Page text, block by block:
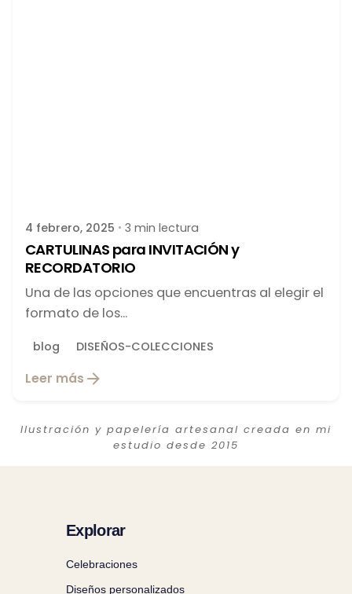
4 febrero, 2025 3 min lectura
CARTULINAS para INVITACIÓN y
RECORDATORIO
Una de las opciones que encuentras al elegir el
formato de los...
blog DISEÑOS-COLECCIONES
Leer más
Ilustración y papelería artesanal creada en mi
estudio desde 2015
Explorar
Celebraciones
Diseños personalizados